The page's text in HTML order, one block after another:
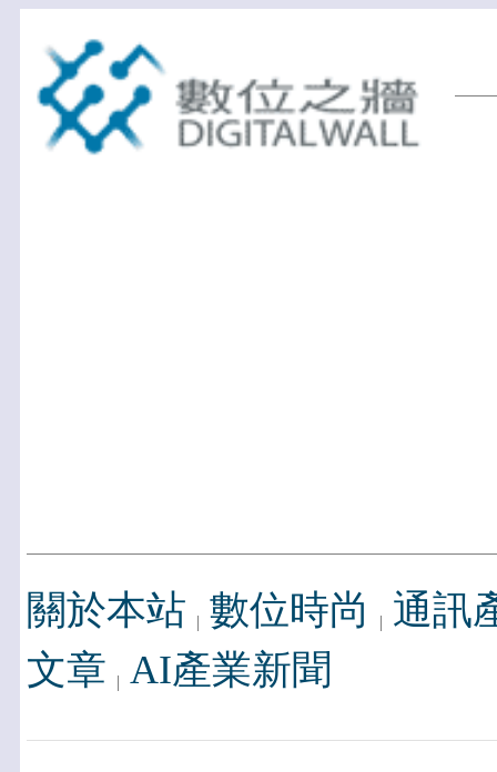
關於本站 數位時尚
通訊
文章 AI產業新聞